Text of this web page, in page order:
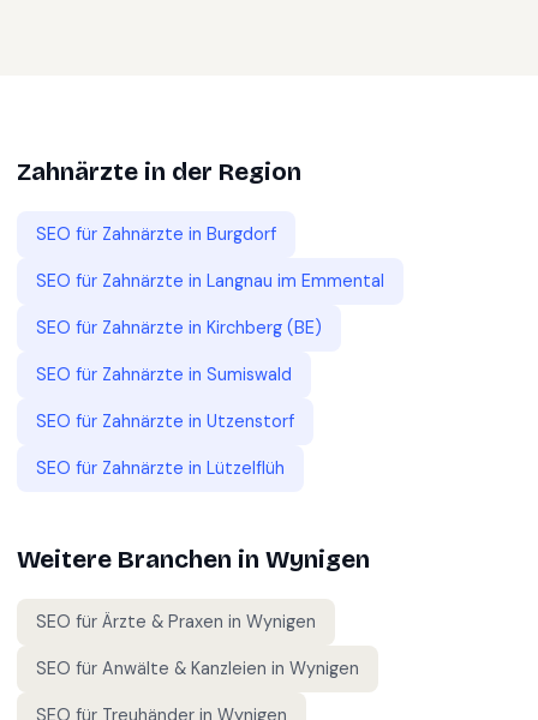
Zahnärzte in der Region
SEO für Zahnärzte in Burgdorf
SEO für Zahnärzte in Langnau im Emmental
SEO für Zahnärzte in Kirchberg (BE)
SEO für Zahnärzte in Sumiswald
SEO für Zahnärzte in Utzenstorf
SEO für Zahnärzte in Lützelflüh
Weitere Branchen in Wynigen
SEO für Ärzte & Praxen in Wynigen
SEO für Anwälte & Kanzleien in Wynigen
SEO für Treuhänder in Wynigen